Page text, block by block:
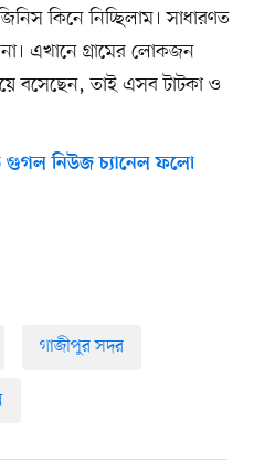
কিনে নিচ্ছিলাম। সাধারণত
এখানে গ্রামের লোকজন
বসেছেন, তাই এসব টাটকা ও
নিউজ চ্যানেল ফলো
গাজীপুর সদর